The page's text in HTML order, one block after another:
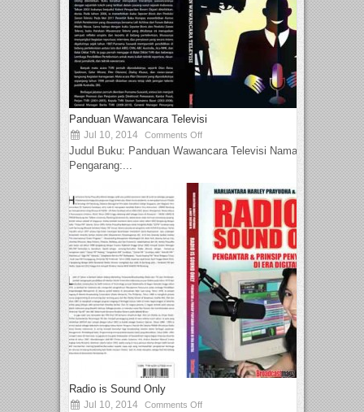
Panduan Wawancara Televisi
Jul 10, 2014 Comments Off
Judul Buku: Panduan Wawancara Televisi Nama
Pengarang:...
Radio is Sound Only
Jul 10, 2014 Comments Off